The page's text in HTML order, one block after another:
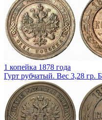
1 копейка 1878 года
Гурт рубчатый. Вес 3,28 гр.